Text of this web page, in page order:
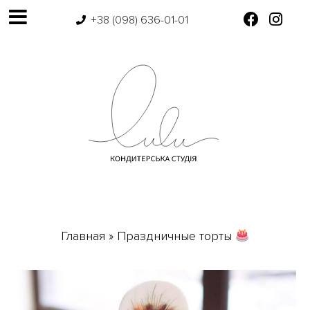
+38 (098) 636-01-01
Главная » Праздничные торты